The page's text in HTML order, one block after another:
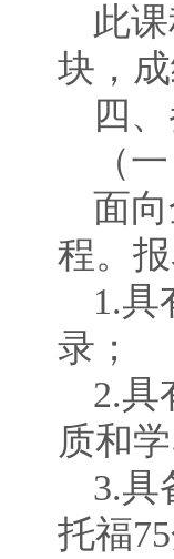
此
块，
四
（
面
程。
1.具
录；
2.具
质和
3.具
托福